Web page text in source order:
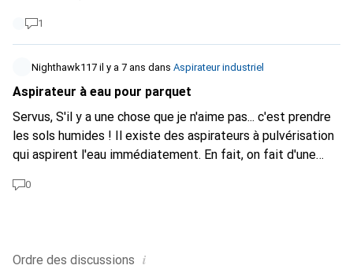
1
Nighthawk117 il y a 7 ans dans Aspirateur industriel
Aspirateur à eau pour parquet
Servus, S'il y a une chose que je n'aime pas... c'est prendre
les sols humides ! Il existe des aspirateurs à pulvérisation
qui aspirent l'eau immédiatement. En fait, on fait d'une
parquet vitrifié ?
0
Ordre des discussions i